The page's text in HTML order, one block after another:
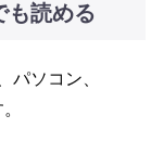
も読める
パソコン、